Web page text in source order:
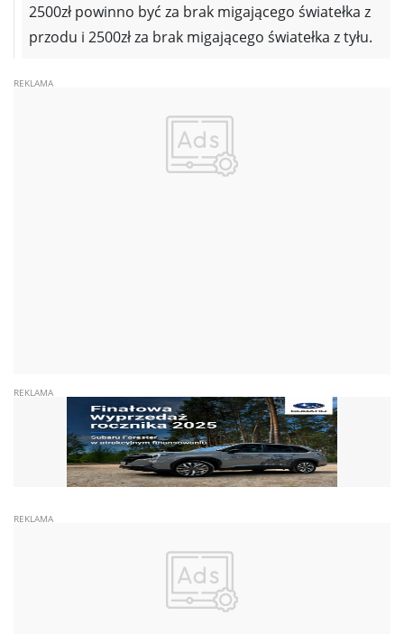
2500zł powinno być za brak migającego światełka z
przodu i 2500zł za brak migającego światełka z tyłu.